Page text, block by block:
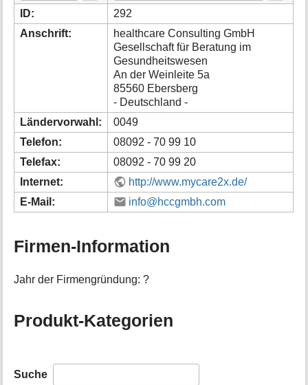
o
n
S
t
ID:
292
Anschrift:
healthcare Consulting GmbH
Gesellschaft für Beratung im
Gesundheitswesen
An der Weinleite 5a
85560 Ebersberg
- Deutschland -
Ländervorwahl:
0049
Telefon:
08092 - 70 99 10
Telefax:
08092 - 70 99 20
Internet:
http://www.mycare2x.de/
E-Mail:
info@hccgmbh.com
Firmen-Information
Jahr der Firmengründung: ?
Produkt-Kategorien
Suche